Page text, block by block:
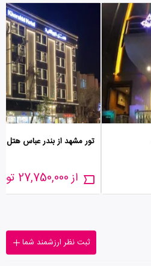
تور مشهد از بندر عباس هتل
از 27,750,000 تومان
ثبت نظر ارزشمند شما